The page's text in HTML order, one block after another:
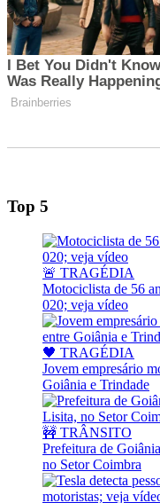
Top 5
🚨 TRAGÉDIA
Motociclista de 56
020; veja vídeo
🖤 TRAGÉDIA
Jovem empresário
Goiânia e Trindade
🚧 TRÂNSITO
Prefeitura de
no Setor Coimbra